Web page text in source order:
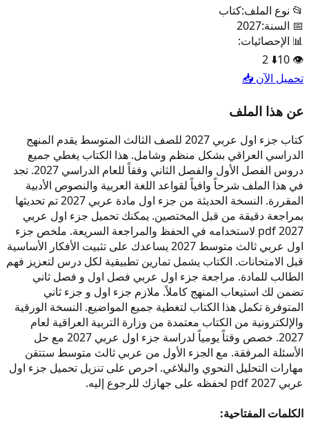
📂 نوع الملف:كتاب
📅 السنة:2027
📊 الإحصائيات:
👁️
10
⬇️
2
تحميل الآن 📥
عن هذا الملف
كتاب جزء اول عربي 2027 للصف الثالث المتوسط يقدم المنهج
الدراسي العراقي بشكل منظم وشامل. هذا الكتاب يغطي جميع
دروس الفصل الأول والفصل الثاني وفقاً للعام الدراسي 2027. تجد
في هذا الملف شرحاً وافياً لقواعد اللغة العربية والنصوص الأدبية
المقررة. النسخة الحديثة من جزء اول مادة عربي 2027 تم تحديثها
بمراجعة دقيقة من قبل المختصين. يمكنك تحميل جزء اول عربي
2027 pdf لاستخدامه في الحفظ والمراجعة السريعة. ملخص جزء
اول عربي ثالث متوسط 2027 يساعدك على تثبيت الأفكار الأساسية
قبل الامتحانات. الكتاب يشمل تمارين تطبيقية لكل درس لتعزيز فهم
الطالب للمادة. مراجعة جزء اول عربي فصل اول و فصل ثاني
تضمن لك استيعاب المنهج كاملاً. ملازم جزء اول و جزء ثاني
المتوفرة تكمل هذا الكتاب لتغطية جميع المواضيع. النسخة الورقية
والإلكترونية من الكتاب معتمدة من وزارة التربية العراقية لعام
2027. خصص وقتاً يومياً لدراسة جزء اول عربي 2027 مع حل
الأسئلة المرفقة. مع الجزء الأول من عربي ثالث متوسط ستتقن
مهارات التحليل النحوي والبلاغي. احرص على تنزيل تحميل جزء اول
عربي 2027 pdf لحفظه على جهازك للرجوع إليه.
الكلمات المفتاحية: